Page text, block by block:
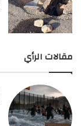
مقالات الرأي